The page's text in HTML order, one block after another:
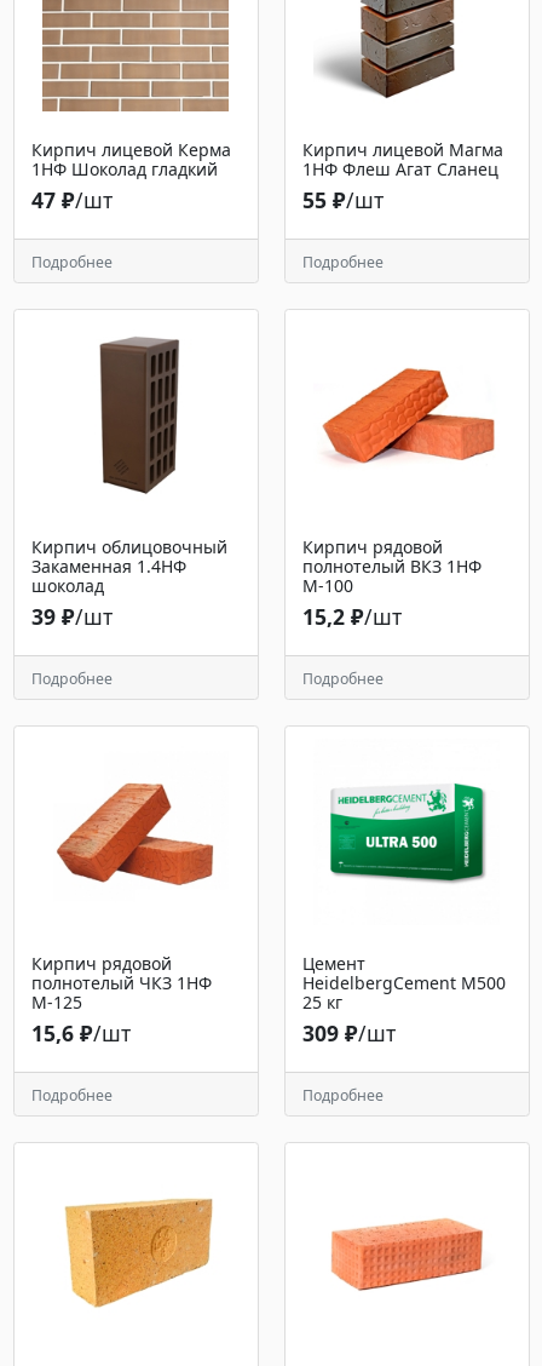
Кирпич лицевой Керма
1НФ Шоколад гладкий
47 ₽/шт
Подробнее
Кирпич лицевой Магма
1НФ Флеш Агат Сланец
55 ₽/шт
Подробнее
Кирпич облицовочный
Закаменная 1.4НФ
шоколад
39 ₽/шт
Подробнее
Кирпич рядовой
полнотелый ВКЗ 1НФ
М-100
15,2 ₽/шт
Подробнее
Кирпич рядовой
полнотелый ЧКЗ 1НФ
М-125
15,6 ₽/шт
Подробнее
Цемент
HeidelbergCement М500
25 кг
309 ₽/шт
Подробнее